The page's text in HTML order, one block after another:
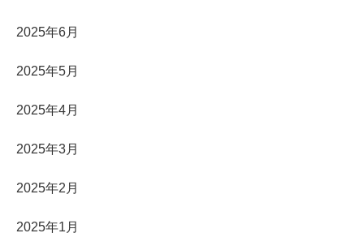
2025年6月
2025年5月
2025年4月
2025年3月
2025年2月
2025年1月